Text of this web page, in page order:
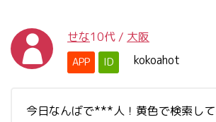
せな10代 / 大阪
APP ID kokoahot
今日なんばで***人！黄色で検索し